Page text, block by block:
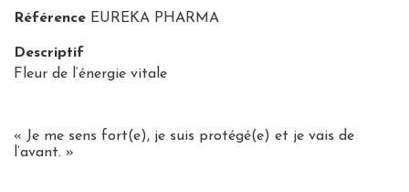
Référence EUREKA PHARMA
Descriptif
Fleur de l‘énergie vitale
« Je me sens fort(e), je suis protégé(e) et je vais de
l‘avant. »